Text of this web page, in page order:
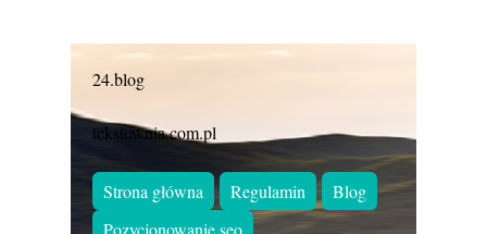
24.blog
tekstownia.com.pl
Strona główna Regulamin
Blog
Pozycjonowanie seo